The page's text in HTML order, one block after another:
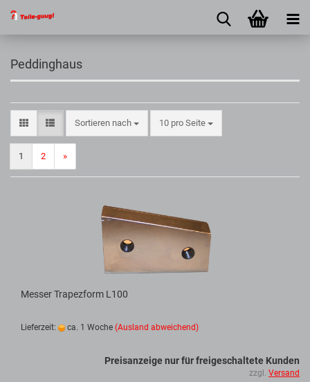
Peddinghaus
Sortieren nach 10 pro Seite
1 2 »
Messer Trapezform L100
Lieferzeit: ca. 1 Woche (Ausland abweichend)
Preisanzeige nur für freigeschaltete Kunden
zzgl. Versand